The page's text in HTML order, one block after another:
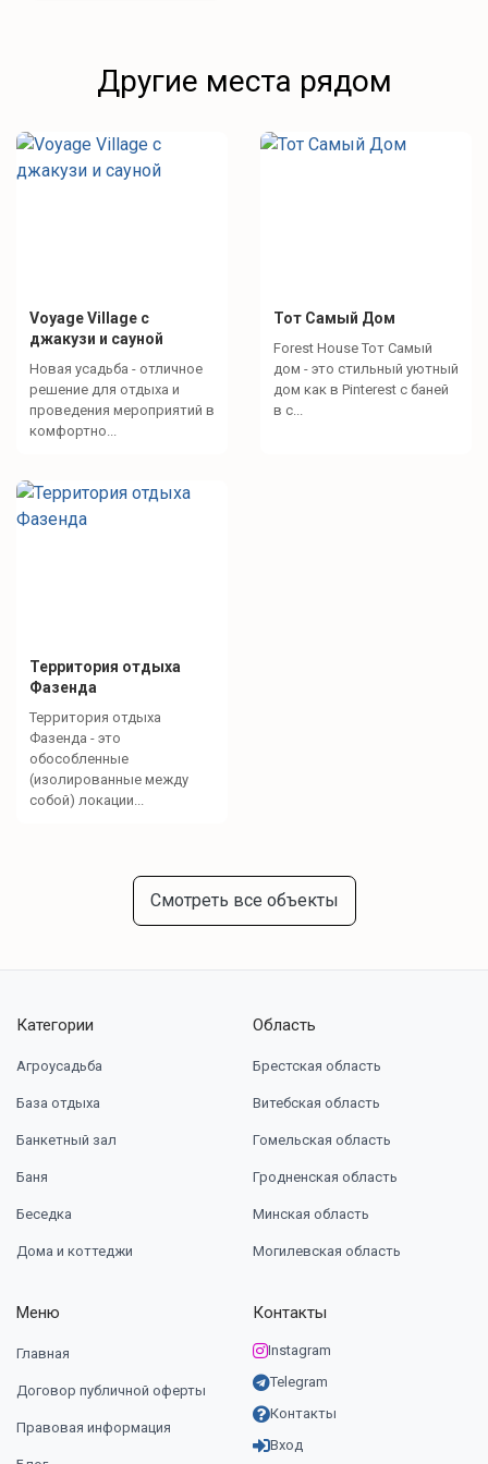
детская комната и детская площадка.
Детский санаторий «Лесные дали» - это отличное
решение для детского отдыха и оздоровления в
Другие места рядом
Voyage Village с
джакузи и сауной
Новая усадьба - отличное
решение для отдыха и
проведения мероприятий в
комфортно...
Тот Самый Дом
Forest House Тот Самый
дом - это стильный уютный
дом как в Pinterest с баней
в с...
Территория отдыха
Фазенда
Территория отдыха
Фазенда - это
обособленные
(изолированные между
собой) локации...
Смотреть все объекты
Категории
Агроусадьба
База отдыха
Банкетный зал
Баня
Беседка
Дома и коттеджи
Область
Брестская область
Витебская область
Гомельская область
Гродненская область
Минская область
Могилевская область
Меню
Главная
Договор публичной оферты
Правовая информация
Контакты
Instagram
Telegram
Контакты
Вход